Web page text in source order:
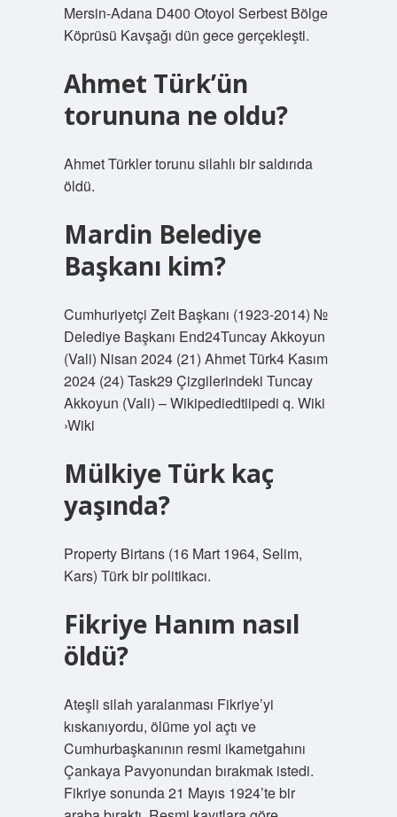
Mersin-Adana D400 Otoyol Serbest Bölge
Köprüsü Kavşağı dün gece gerçekleşti.
Ahmet Türk’ün
torununa ne oldu?
Ahmet Türkler torunu silahlı bir saldırıda
öldü.
Mardin Belediye
Başkanı kim?
Cumhuriyetçi Zeit Başkanı (1923-2014) №
Delediye Başkanı End24Tuncay Akkoyun
(Vali) Nisan 2024 (21) Ahmet Türk4 Kasım
2024 (24) Task29 Çizgilerindeki Tuncay
Akkoyun (Vali) – Wikipediedtiipedi q. Wiki
›Wiki
Mülkiye Türk kaç
yaşında?
Property Birtans (16 Mart 1964, Selim,
Kars) Türk bir politikacı.
Fikriye Hanım nasıl
öldü?
Ateşli silah yaralanması Fikriye’yi
kıskanıyordu, ölüme yol açtı ve
Cumhurbaşkanının resmi ikametgahını
Çankaya Pavyonundan bırakmak istedi.
Fikriye sonunda 21 Mayıs 1924’te bir